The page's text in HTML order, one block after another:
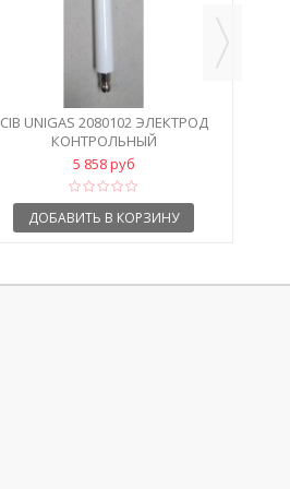
CIB UNIGAS 2080102 ЭЛЕКТРОД
КОНТРОЛЬНЫЙ
5 858 руб
ДОБАВИТЬ В КОРЗИНУ